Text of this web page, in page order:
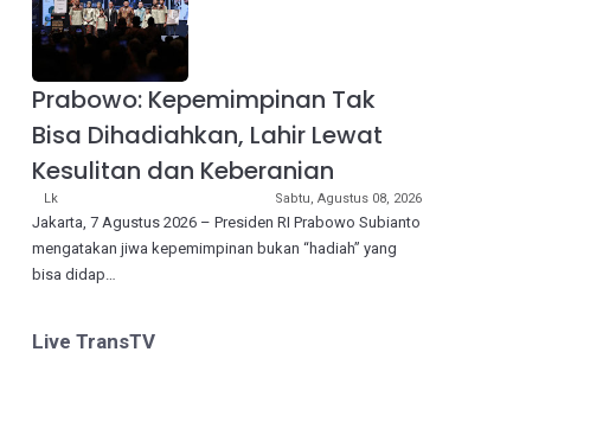
Prabowo: Kepemimpinan Tak
Bisa Dihadiahkan, Lahir Lewat
Kesulitan dan Keberanian
Lk Sabtu, Agustus 08, 2026
Jakarta, 7 Agustus 2026 – Presiden RI Prabowo Subianto
mengatakan jiwa kepemimpinan bukan “hadiah” yang
bisa didap…
Live TransTV